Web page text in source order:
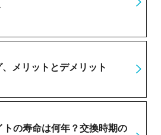
メリットとデメリット
の寿命は何年？交換時期の